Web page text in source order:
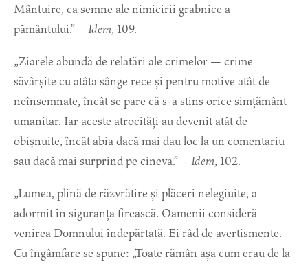
Mântuire, ca semne ale nimicirii grabnice a
pământului.” – Idem, 109.
„Ziarele abundă de relatări ale crimelor — crime
săvârșite cu atâta sânge rece și pentru motive atât de
neînsemnate, încât se pare că s-a stins orice simțământ
umanitar. Iar aceste atrocități au devenit atât de
obișnuite, încât abia dacă mai dau loc la un comentariu
sau dacă mai surprind pe cineva.” – Idem, 102.
„Lumea, plină de răzvrătire și plăceri nelegiuite, a
adormit în siguranța firească. Oamenii consideră
venirea Domnului îndepărtată. Ei râd de avertismente.
Cu îngâmfare se spune: „Toate rămân așa cum erau de la